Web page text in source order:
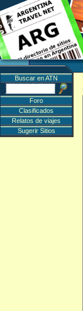
Buscar en ATN
Foro
Clasificados
Relatos de viajes
Sugerir Sitios